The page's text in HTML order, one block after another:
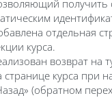
получить
отдельная
курса.
возврат на
странице курса при
(обратном